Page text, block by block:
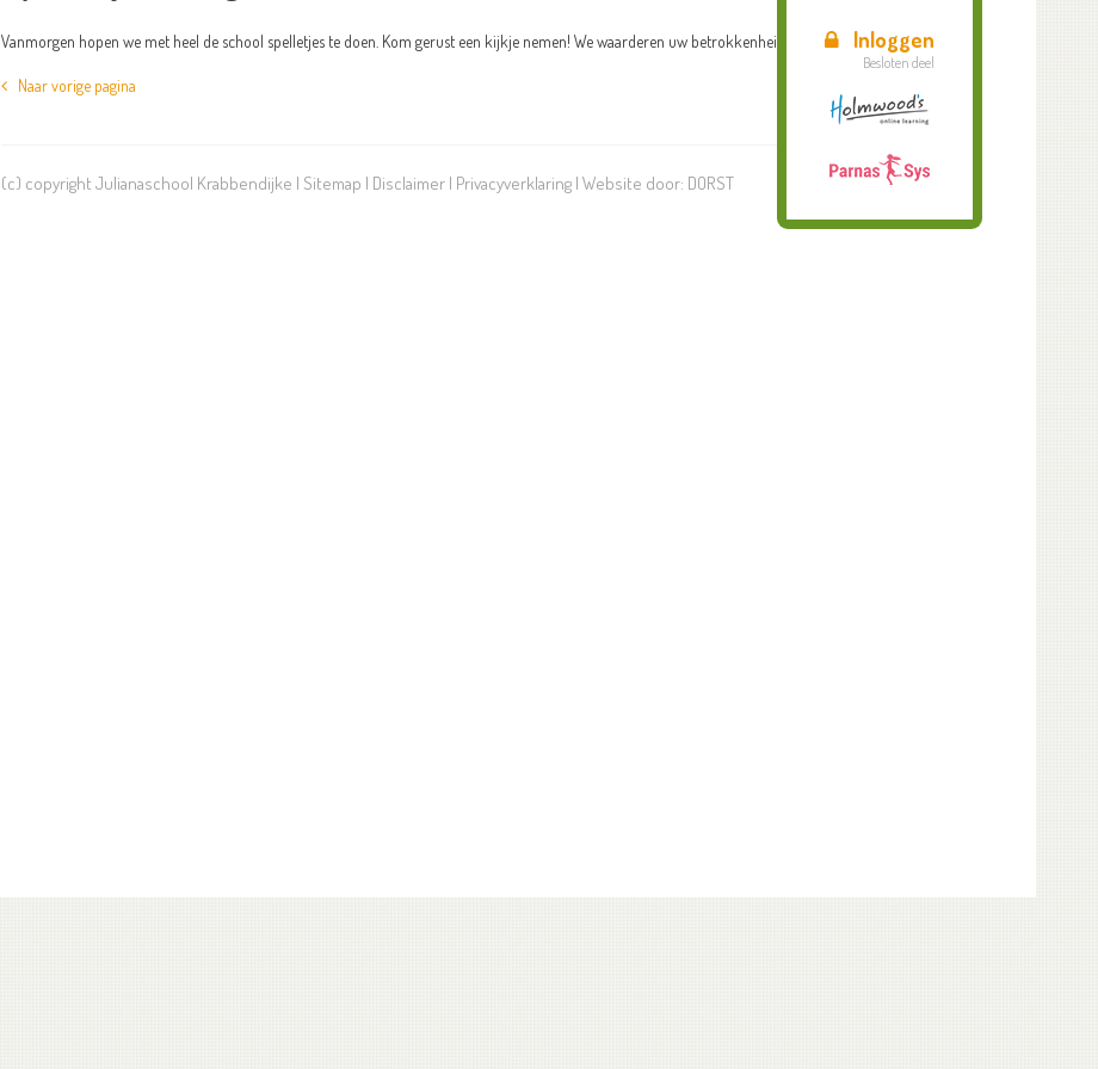
Inloggen
Besloten deel
Vanmorgen hopen we met heel de school spelletjes te doen. Kom gerust een kijkje nemen! We waarderen uw betrokkenheid!
Naar vorige pagina
(c) copyright Julianaschool Krabbendijke | Sitemap | Disclaimer | Privacyverklaring | Website door: DORST